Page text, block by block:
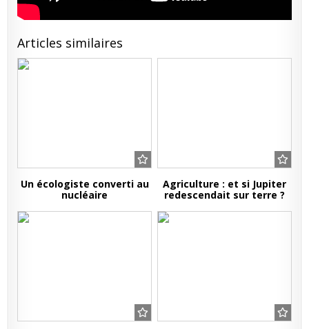
Articles similaires
Un écologiste converti au
nucléaire
Agriculture : et si Jupiter
redescendait sur terre ?